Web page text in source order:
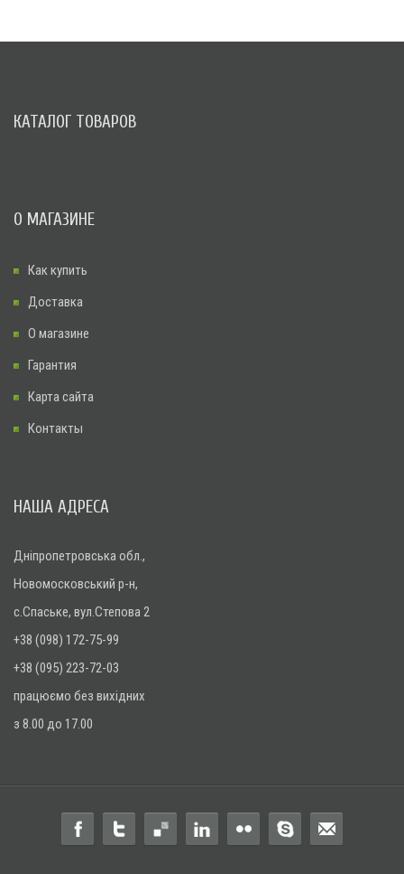
КАТАЛОГ ТОВАРОВ
О МАГАЗИНЕ
Как купить
Доставка
О магазине
Гарантия
Карта сайта
Контакты
НАША АДРЕСА
Дніпропетровська обл.,
Новомосковський р-н,
с.Спаське, вул.Степова 2
+38 (098) 172-75-99
+38 (095) 223-72-03
працюємо без вихідних
з 8.00 до 17.00